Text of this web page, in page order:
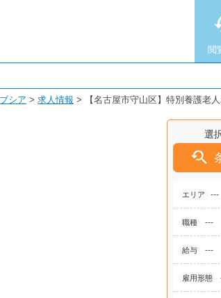
閲
シア > 求人情報 > 【名古屋市守山区】特別養護老
選

エリア ---
職種 ---
給与 ---
雇用形態